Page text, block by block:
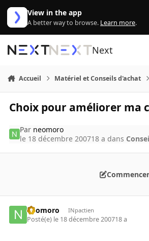
Aller au contenu
View in the app
A better way to browse. Learn more.
Next
Accueil Matériel et Conseils d'achat
Choix pour améliorer ma
Par neomoro
le 18 décembre 200718 a dans
neomoro INpactien
Posté(e) le 18 décembre 200718 a